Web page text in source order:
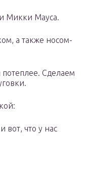
Микки Мауса.
а также носом-
потеплее. Сделаем
вот, что у нас